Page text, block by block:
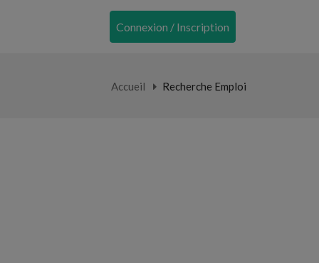
Connexion / Inscription
Accueil Recherche Emploi